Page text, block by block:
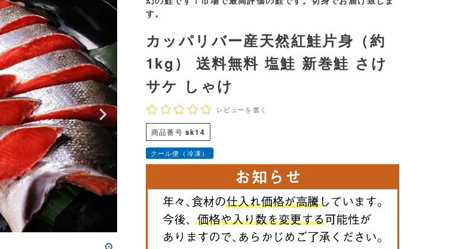
す。
カッパリバー産天然紅鮭片身（約
1kg） 送料無料 塩鮭 新巻鮭 さけ
サケ しゃけ
レビューを書く
商品番号 sk14
クール便（冷凍）